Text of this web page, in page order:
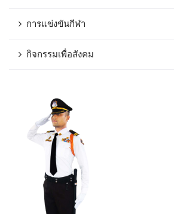
การแข่งขันกีฬา
กิจกรรมเพื่อสังคม